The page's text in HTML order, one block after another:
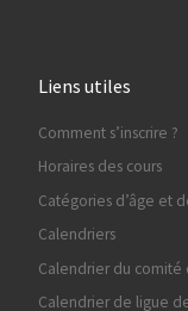
Liens utiles
Comment s’inscrire ?
Horaires des cours
Catégories d’âge et
Calendriers
Calendrier du comité
Calendrier de ligue